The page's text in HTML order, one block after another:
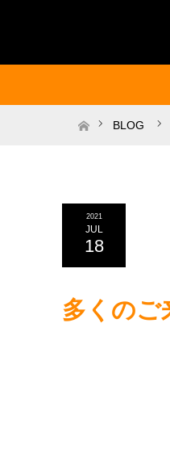
ホームBLOG
2021
JUL
18
多くのご